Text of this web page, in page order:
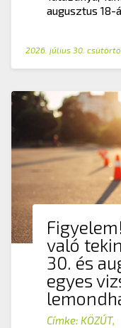
augusztus 18-
2026. július 30.
való
30. és
egyes
Címke: KÖZÚT,